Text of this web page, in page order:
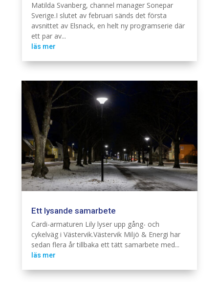
Matilda Svanberg, channel manager Sonepar
Sverige.I slutet av februari sänds det första
avsnittet av Elsnack, en helt ny programserie där
ett par av...
läs mer
Ett lysande samarbete
Cardi-armaturen Lily lyser upp gång- och
cykelväg i Västervik.Västervik Miljö & Energi har
sedan flera år tillbaka ett tätt samarbete med...
läs mer